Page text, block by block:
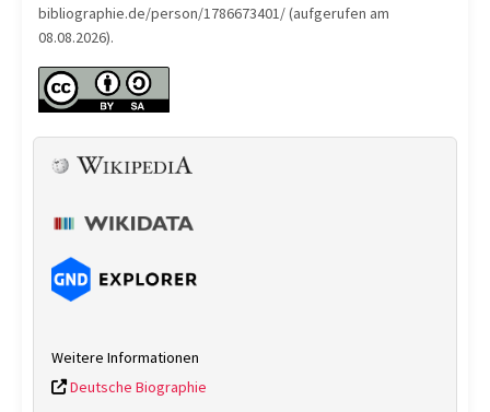
bibliographie.de/person/1786673401/ (aufgerufen am
08.08.2026).
Weitere Informationen
Deutsche Biographie